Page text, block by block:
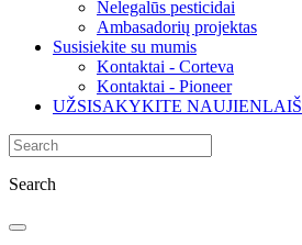
Nelegalūs pesticidai
Ambasadorių projektas
Susisiekite su mumis
Kontaktai - Corteva
Kontaktai - Pioneer
UŽSISAKYKITE
Search